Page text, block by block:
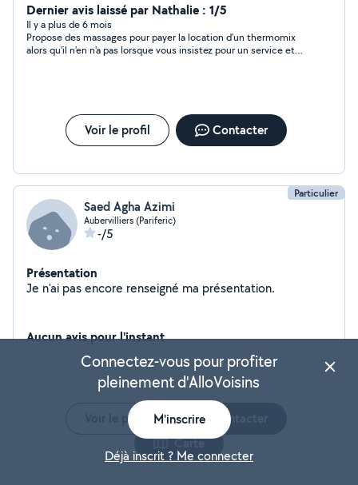
Dernier avis laissé par Nathalie : 1/5
Il y a plus de 6 mois
Propose des massages pour payer la location d'un thermomix
alors qu'il n'en n'a pas lorsque vous insistez pour un service et
Voir le profil Contacter
Particulier
Saed Agha Azimi
Aubervilliers (Pariferic)
-/5
Présentation
Je n'ai pas encore renseigné ma présentation.
Aucun avis pour l'instant
Voir le profil
Contacter
Carte
Connectez-vous pour profiter
pleinement d'AlloVoisins
M'inscrire
Déjà inscrit ? Me connecter